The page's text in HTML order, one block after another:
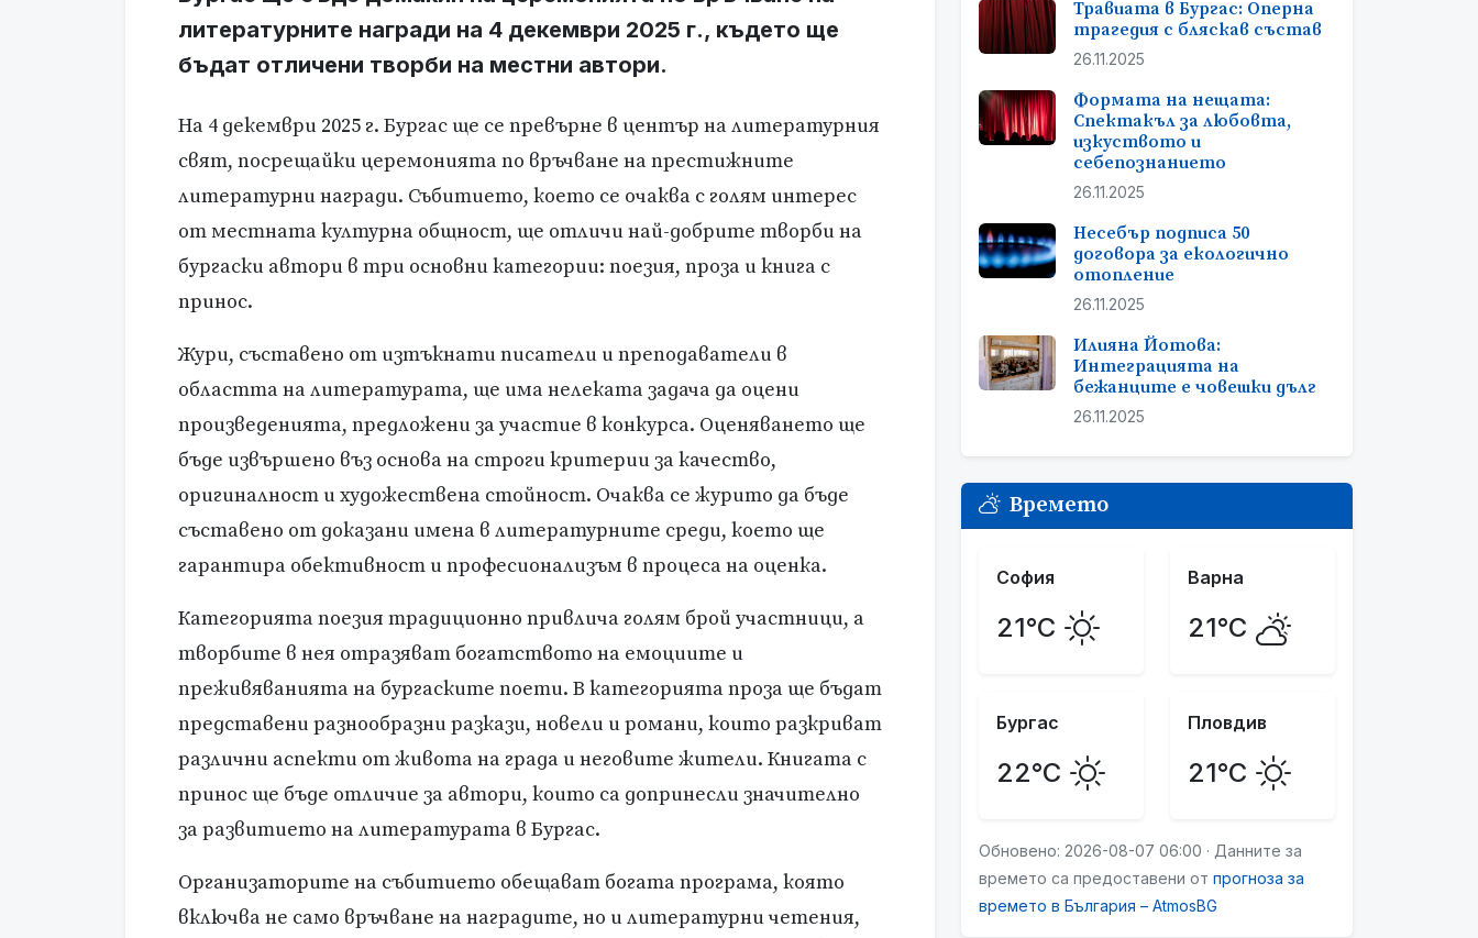
литературните награди на 4 декември 2025 г., където ще
бъдат отличени творби на местни автори.
На 4 декември 2025 г. Бургас ще се превърне в център на литературния
свят, посрещайки церемонията по връчване на престижните
литературни награди. Събитието, което се очаква с голям интерес
от местната културна общност, ще отличи най-добрите творби на
бургаски автори в три основни категории: поезия, проза и книга с
принос.
Жури, съставено от изтъкнати писатели и преподаватели в
областта на литературата, ще има нелеката задача да оцени
произведенията, предложени за участие в конкурса. Оценяването ще
бъде извършено въз основа на строги критерии за качество,
оригиналност и художествена стойност. Очаква се журито да бъде
съставено от доказани имена в литературните среди, което ще
гарантира обективност и професионализъм в процеса на оценка.
Категорията поезия традиционно привлича голям брой участници, а
творбите в нея отразяват богатството на емоциите и
преживяванията на бургаските поети. В категорията проза ще бъдат
представени разнообразни разкази, новели и романи, които разкриват
различни аспекти от живота на града и неговите жители. Книгата с
принос ще бъде отличие за автори, които са допринесли значително
за развитието на литературата в Бургас.
Организаторите на събитието обещават богата програма, която
включва не само връчване на наградите, но и литературни четения,
Травиата в Бургас: Оперна
трагедия с бляскав състав
26.11.2025
Формата на нещата:
Спектакъл за любовта,
изкуството и
себепознанието
26.11.2025
Несебър подписа 50
договора за екологично
отопление
26.11.2025
Илияна Йотова:
Интеграцията на
бежанците е човешки дълг
26.11.2025
Времето
София
21°C
Варна
21°C
Бургас
22°C
Пловдив
21°C
Обновено: 2026-08-07 06:00 · Данните за
времето са предоставени от прогноза за
времето в България – AtmosBG